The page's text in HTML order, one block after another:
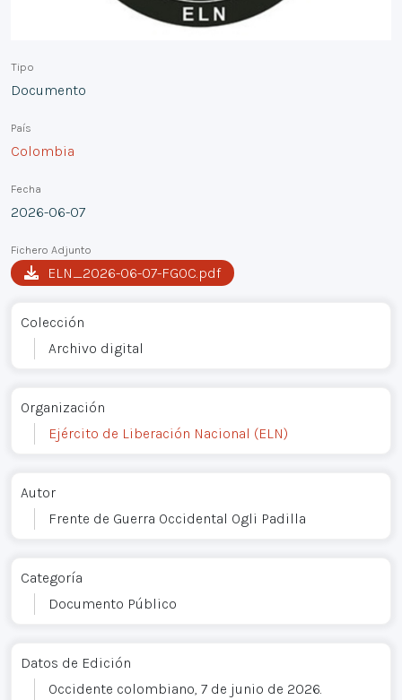
Tipo
Documento
País
Colombia
Fecha
2026-06-07
Fichero Adjunto
ELN_2026-06-07-FGOC.pdf
Colección
Archivo digital
Organización
Ejército de Liberación Nacional (ELN)
Autor
Frente de Guerra Occidental Ogli Padilla
Categoría
Documento Público
Datos de Edición
Occidente colombiano, 7 de junio de 2026.